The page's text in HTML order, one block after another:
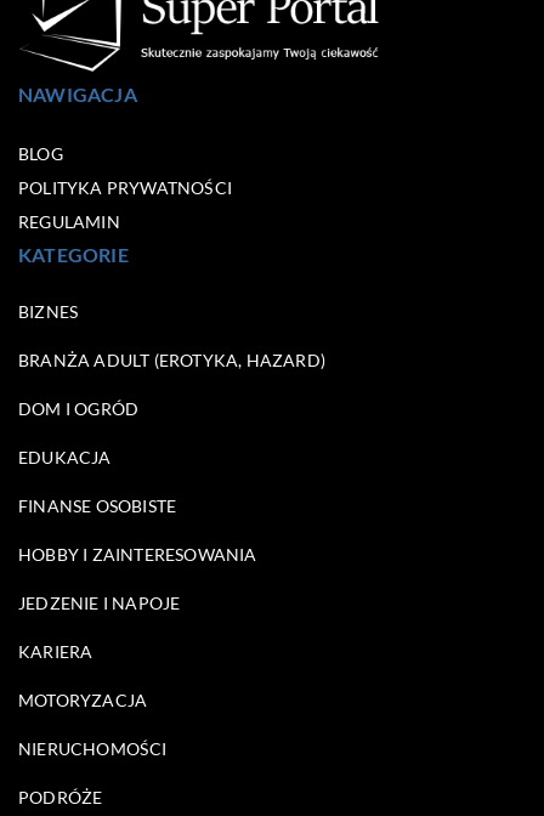
NAWIGACJA
BLOG
POLITYKA PRYWATNOŚCI
REGULAMIN
KATEGORIE
BIZNES
BRANŻA ADULT (EROTYKA, HAZARD)
DOM I OGRÓD
EDUKACJA
FINANSE OSOBISTE
HOBBY I ZAINTERESOWANIA
JEDZENIE I NAPOJE
KARIERA
MOTORYZACJA
NIERUCHOMOŚCI
PODRÓŻE